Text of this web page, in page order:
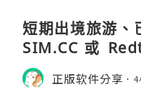
短期出境旅游、
SIM.CC 或
货。需要“当地
打车、外卖、
正版软件分享 4